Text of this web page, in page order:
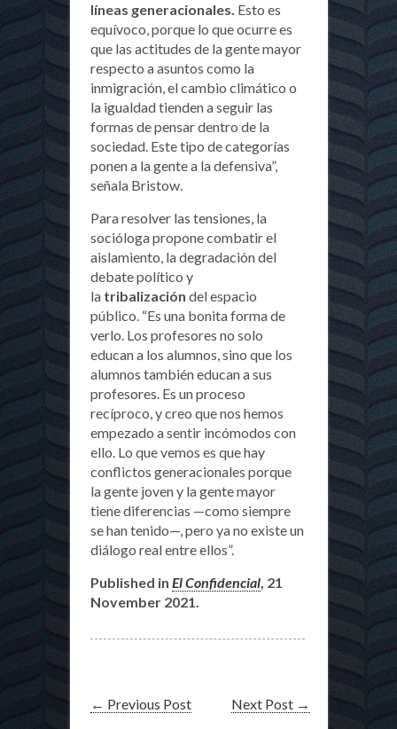
líneas generacionales. Esto es
equívoco, porque lo que ocurre es
que las actitudes de la gente mayor
respecto a asuntos como la
inmigración, el cambio climático o
la igualdad tienden a seguir las
formas de pensar dentro de la
sociedad. Este tipo de categorías
ponen a la gente a la defensiva”,
señala Bristow.
Para resolver las tensiones, la
socióloga propone combatir el
aislamiento, la degradación del
debate político y
la tribalización del espacio
público. “Es una bonita forma de
verlo. Los profesores no solo
educan a los alumnos, sino que los
alumnos también educan a sus
profesores. Es un proceso
recíproco, y creo que nos hemos
empezado a sentir incómodos con
ello. Lo que vemos es que hay
conflictos generacionales porque
la gente joven y la gente mayor
tiene diferencias —como siempre
se han tenido—, pero ya no existe un
diálogo real entre ellos”.
Published in El Confidencial, 21
November 2021.
← Previous Post Next Post →